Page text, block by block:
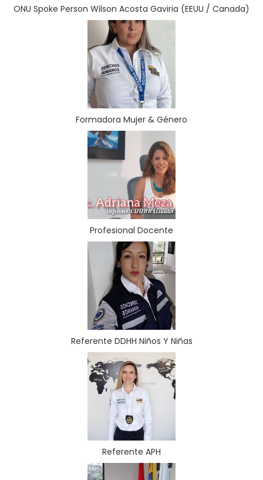
ONU Spoke Person Wilson Acosta Gaviria (EEUU / Canada)
Formadora Mujer & Género
Profesional Docente
Referente DDHH Niños Y Niñas
Referente APH